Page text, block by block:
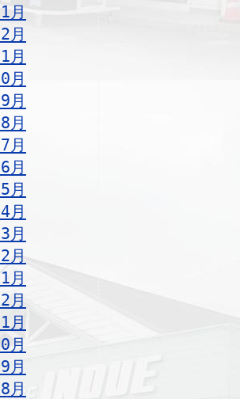
月
月
月
月
月
月
月
月
月
月
月
月
月
月
月
月
月
月